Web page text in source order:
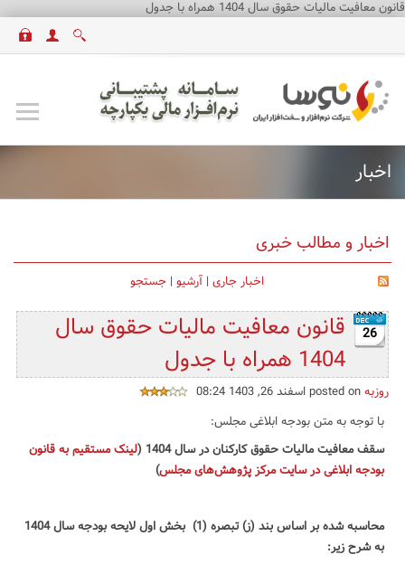
قانون معافیت مالیات حقوق سال 1404 همراه با جدول
اخبار
اخبار و مطالب خبری
اخبار جاری | آرشیو | جستجو
26
قانون معافیت مالیات حقوق سال
1404 همراه با جدول
روزبه
با توجه به متن بودجه ابلاغی مجلس:
سقف معافیت مالیات حقوق کارکنان در سال 1404 (
لینک مستقیم به قانون
بودجه ابلاغی در سایت مرکز پژوهش‌های مجلس)
محاسبه شده بر اساس بند (ز)‌ تبصره (1) بخش اول لایحه بودجه سال 1404
به شرح زیر: